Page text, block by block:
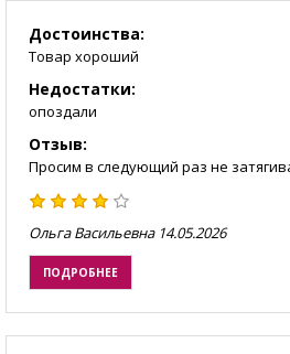
Достоинства:
Товар хороший
Недостатки:
опоздали
Отзыв:
Просим в следующий раз не
Ольга Васильевна 14.05.2026
ПОДРОБНЕЕ